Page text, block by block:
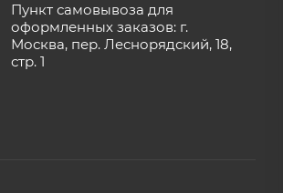
Пункт самовывоза для
оформленных заказов: г.
Москва, пер. Леснорядский, 18,
стр. 1